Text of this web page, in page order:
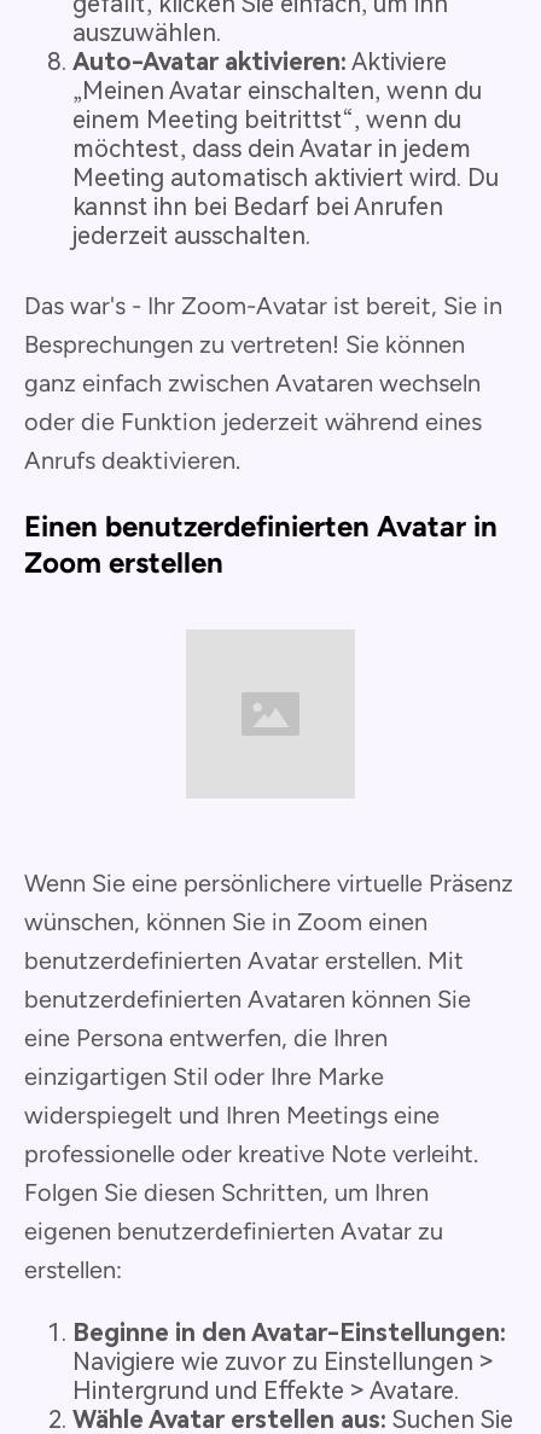
auszuwählen.
Auto-Avatar aktivieren: Aktiviere
„Meinen Avatar einschalten, wenn du
einem Meeting beitrittst“, wenn du
möchtest, dass dein Avatar in jedem
Meeting automatisch aktiviert wird. Du
kannst ihn bei Bedarf bei Anrufen
jederzeit ausschalten.
Das war's - Ihr Zoom-Avatar ist bereit, Sie in
Besprechungen zu vertreten! Sie können
ganz einfach zwischen Avataren wechseln
oder die Funktion jederzeit während eines
Anrufs deaktivieren.
Einen benutzerdefinierten Avatar in
Zoom erstellen
Wenn Sie eine persönlichere virtuelle Präsenz
wünschen, können Sie in Zoom einen
benutzerdefinierten Avatar erstellen. Mit
benutzerdefinierten Avataren können Sie
eine Persona entwerfen, die Ihren
einzigartigen Stil oder Ihre Marke
widerspiegelt und Ihren Meetings eine
professionelle oder kreative Note verleiht.
Folgen Sie diesen Schritten, um Ihren
eigenen benutzerdefinierten Avatar zu
erstellen:
Beginne in den Avatar-Einstellungen:
Navigiere wie zuvor zu Einstellungen >
Hintergrund und Effekte > Avatare.
Wähle Avatar erstellen aus: Suchen Sie